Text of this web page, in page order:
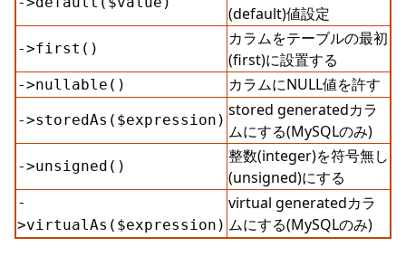
(default)値設定
->first()
カラムをテーブルの最初
(first)に設置する
->nullable() カラムにNULL値を許す
->storedAs($expression)
stored generatedカラ
ムにする(MySQLのみ)
->unsigned()
整数(integer)を符号無し
(unsigned)にする
-
>virtualAs($expression)
virtual generatedカラ
ムにする(MySQLのみ)